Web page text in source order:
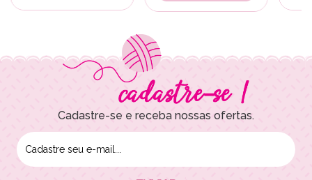
Cadastre-se e receba nossas ofertas.